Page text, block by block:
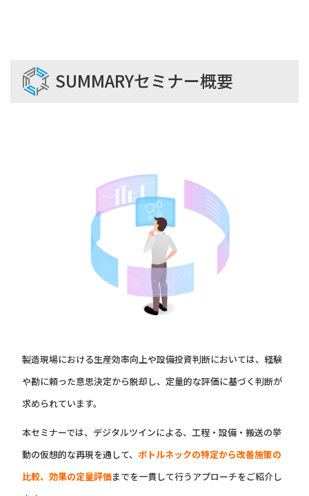
SUMMARYセミナー概要
製造現場における生産効率向上や設備投資判断においては、経験
や勘に頼った意思決定から脱却し、定量的な評価に基づく判断が
求められています。
本セミナーでは、デジタルツインによる、工程・設備・搬送の挙
動の仮想的な再現を通して、 ボトルネックの特定から改善施策の
比較、効果の定量評価までを一貫して行うアプローチをご紹介し